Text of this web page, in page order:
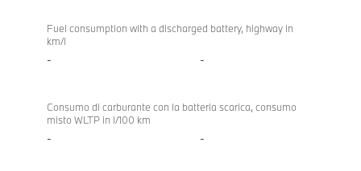
Fuel consumption with a discharged battery, highway in
km/l
- -
Consumo di carburante con la batteria scarica, consumo
misto WLTP in l/100 km
- -